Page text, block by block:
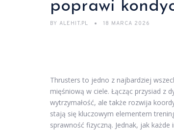
poprawi
BY ALEHIT.PL 18 MARCA 2026
Thrusters to jedno z najbardziej
mięśniową w ciele. Łącząc przysiad z
wytrzymałość, ale także rozwija
stają się kluczowym elementem
sprawność fizyczną. Jednak, jak